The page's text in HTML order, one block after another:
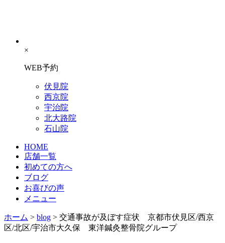
×
WEB予約
伏見院
西京院
宇治院
北大路院
石山院
HOME
店舗一覧
初めての方へ
ブログ
お喜びの声
メニュー
ホーム > blog > 交通事故が及ぼす症状 京都市伏見区/西京
区/北区/宇治市大久保 東洋鍼灸整骨院グループ